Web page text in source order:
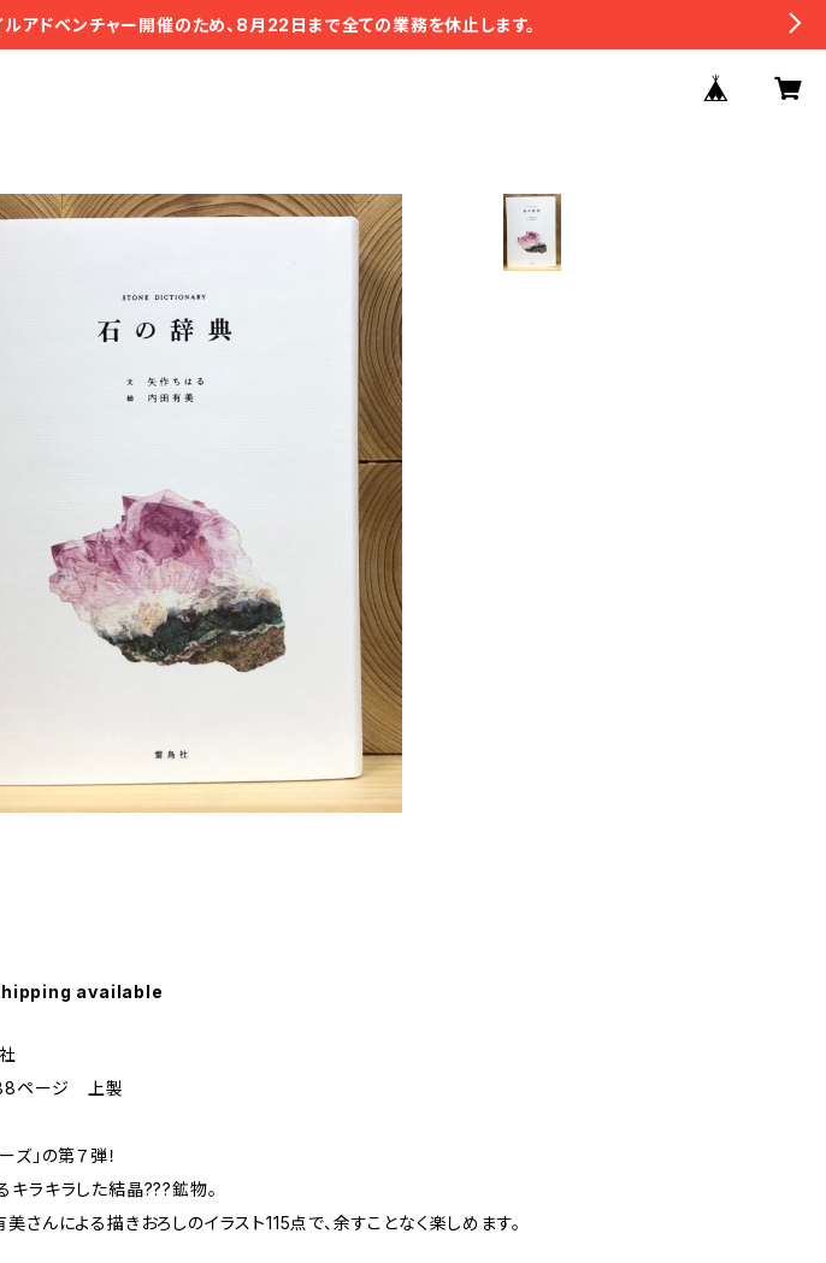
アドベンチャー開催のため、8月22日まで全ての業務を休止します。
available
ページ 上製
ズ」の第７弾！
キラキラした結晶???鉱物。
さんによる描きおろしのイラスト115点で、余すことなく楽しめます。